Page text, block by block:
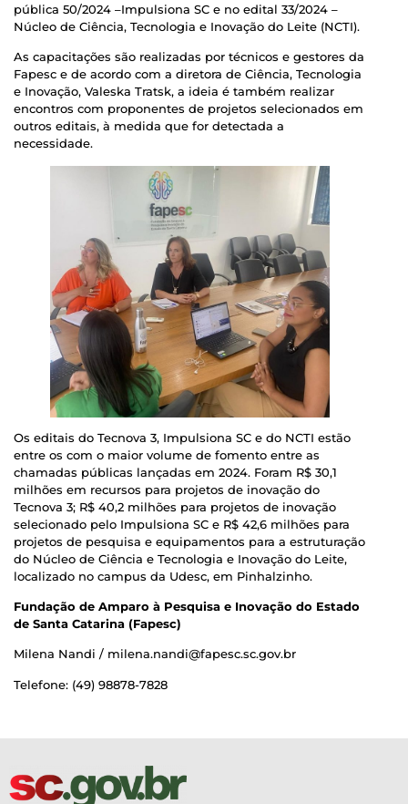
pública 50/2024 –Impulsiona SC e no edital 33/2024 –
Núcleo de Ciência, Tecnologia e Inovação do Leite (NCTI).
As capacitações são realizadas por técnicos e gestores da
Fapesc e de acordo com a diretora de Ciência, Tecnologia
e Inovação, Valeska Tratsk, a ideia é também realizar
encontros com proponentes de projetos selecionados em
outros editais, à medida que for detectada a
necessidade.
Os editais do Tecnova 3, Impulsiona SC e do NCTI estão
entre os com o maior volume de fomento entre as
chamadas públicas lançadas em 2024. Foram R$ 30,1
milhões em recursos para projetos de inovação do
Tecnova 3; R$ 40,2 milhões para projetos de inovação
selecionado pelo Impulsiona SC e R$ 42,6 milhões para
projetos de pesquisa e equipamentos para a estruturação
do Núcleo de Ciência e Tecnologia e Inovação do Leite,
localizado no campus da Udesc, em Pinhalzinho.
Fundação de Amparo à Pesquisa e Inovação do Estado
de Santa Catarina (Fapesc)
Milena Nandi / milena.nandi@fapesc.sc.gov.br
Telefone: (49) 98878-7828